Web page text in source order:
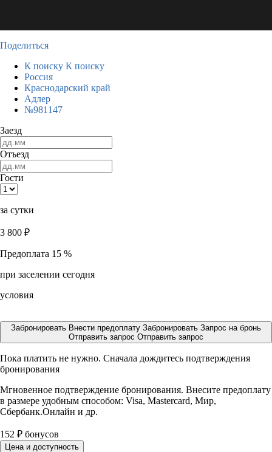
Поделиться
К поиску К поиску
Россия
Краснодарский край
Адлер
№981147
Заезд
Отъезд
Гости
за сутки
3 800 ₽
Предоплата 15 %
при заселении сегодня
условия
Забронировать Внести предоплату Забронировать Запрос на бронь
Отправить запрос Отправить запрос
Пока платить не нужно. Сначала дождитесь подтверждения
бронирования
Мгновенное подтверждение бронирования. Внесите предоплату
в размере удобным способом: Visa, Mastercard, Мир,
Сбербанк.Онлайн и др.
152 ₽ бонусов
Цена и доступность